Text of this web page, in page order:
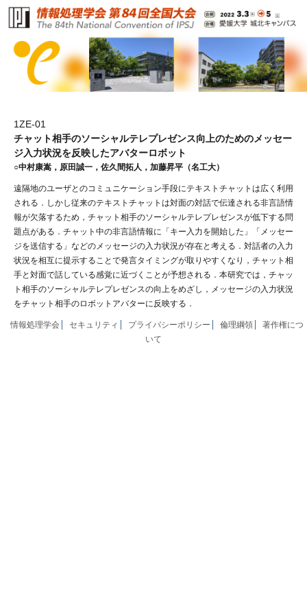
1ZE-01
チャット相手のソーシャルテレプレゼンス向上のためのメッセー
ジ入力状況を反映したアバターロボット
○中村康嵩，原田誠一，佐久間拓人，加藤昇平（名工大）
遠隔地のユーザとのコミュニケーション手段にテキストチャットは広く利用
される．しかし従来のテキストチャットは対面の対話で伝達される非言語情
報が欠落するため，チャット相手のソーシャルテレプレゼンスが低下する問
題点がある．チャット中の非言語情報に「キー入力を開始した」「メッセー
ジを送信する」などのメッセージの入力状況が存在と考える．対話者の入力
状況を相互に提示することで発言タイミングが取りやすくなり，チャット相
手と対面で話している感覚に近づくことが予想される．本研究では，チャッ
ト相手のソーシャルテレプレゼンスの向上をめざし，メッセージの入力状況
をチャット相手のロボットアバターに反映する．
情報処理学会 セキュリティ プライバシーポリシー 倫理綱領
著作権につ
いて